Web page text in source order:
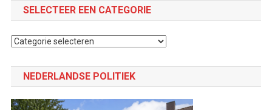
SELECTEER EEN CATEGORIE
Selecteer
categorie
NEDERLANDSE POLITIEK